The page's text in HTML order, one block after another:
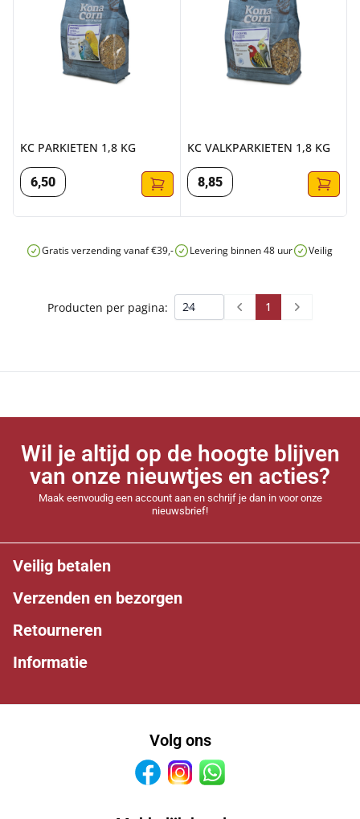
KC PARKIETEN 1,8 KG
6,50
KC VALKPARKIETEN 1,8 KG
8,85
Gratis verzending vanaf €39,- Levering binnen 48 uur Veilig
Producten per pagina: Prev 1 Next
Wil je altijd op de hoogte blijven
van onze nieuwtjes en acties?
Maak eenvoudig een account aan en schrijf je dan in voor onze
nieuwsbrief!
Veilig betalen
Verzenden en bezorgen
Retourneren
Informatie
Volg ons
FacebookInstagram